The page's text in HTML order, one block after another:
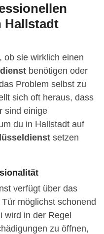
Hallstadt
ob sie wirklich einen
benötigen oder
Problem selbst zu
sich oft heraus, dass
sind einige
du in Hallstadt auf
setzen
verfügt über das
möglichst schonend
wird in der Regel
zu öffnen,